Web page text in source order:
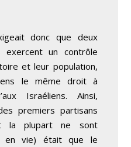
donc que deux
exercent un contrôle
et leur population,
le même droit à
Israéliens. Ainsi,
premiers partisans
la plupart ne sont
en vie) était que le